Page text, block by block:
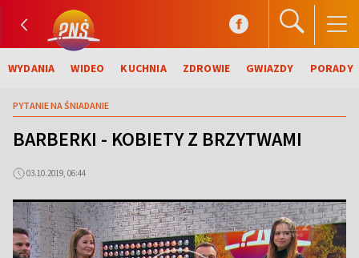
WYDANIA WIDEO KUCHNIA ZDROWIE GWIAZDY PORADY
PYTANIE NA ŚNIADANIE
BARBERKI - KOBIETY Z BRZYTWAMI
03.10.2019, 06:44